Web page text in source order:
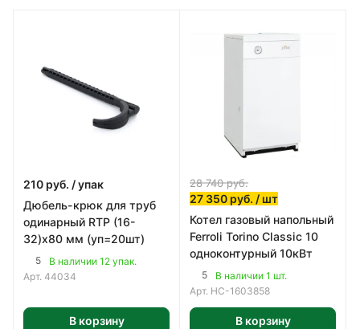
210 руб. / упак
Дюбель-крюк для труб
одинарный RTP (16-
32)х80 мм (уп=20шт)
5
В наличии 12 упак.
Арт. 44034
В корзину
28 740руб.
27 350 руб. / шт
Котел газовый напольный
Ferroli Torino Classic 10
одноконтурный 10кВт
5
В наличии 1 шт.
Арт. НС-1603858
В корзину